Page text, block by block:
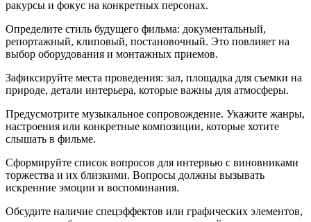
ракурсы и фокус на конкретных персонах.
Определите стиль будущего фильма: документальный,
репортажный, клиповый, постановочный. Это повлияет на
выбор оборудования и монтажных приемов.
Зафиксируйте места проведения: зал, площадка для съемки на
природе, детали интерьера, которые важны для атмосферы.
Предусмотрите музыкальное сопровождение. Укажите жанры,
настроения или конкретные композиции, которые хотите
слышать в фильме.
Сформируйте список вопросов для интервью с виновниками
торжества и их близкими. Вопросы должны вызывать
искренние эмоции и воспоминания.
Обсудите наличие спецэффектов или графических элементов,